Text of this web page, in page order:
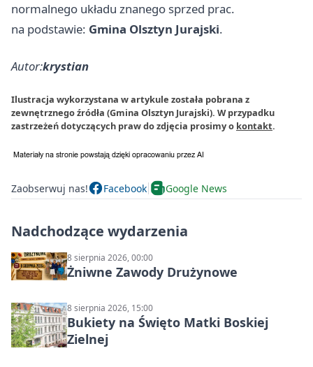
normalnego układu znanego sprzed prac.
na podstawie: Gmina Olsztyn Jurajski.
Autor:krystian
Ilustracja wykorzystana w artykule została pobrana z
zewnętrznego źródła (Gmina Olsztyn Jurajski). W przypadku
zastrzeżeń dotyczących praw do zdjęcia prosimy o kontakt.
Zaobserwuj nas! Facebook Google News
Nadchodzące wydarzenia
8 sierpnia 2026, 00:00
Żniwne Zawody Drużynowe
8 sierpnia 2026, 15:00
Bukiety na Święto Matki Boskiej
Zielnej